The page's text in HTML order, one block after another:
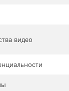
видео